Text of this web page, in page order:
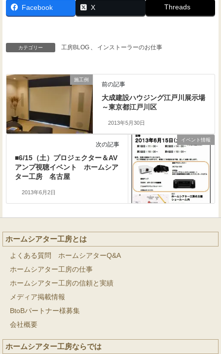
Facebook X Threads
カテゴリー 工房BLOG インストーラーのお仕事
施工例
前の記事
大成建設ハウジング江戸川展示場
～東京都江戸川区
2013年5月30日
イベント情報
次の記事
■6/15（土）プロジェクター＆AV
アンプ視聴イベント ホームシア
ター工房 名古屋
2013年6月2日
ホームシアター工房とは
よくある質問 ホームシアターQ&A
ホームシアター工房の仕事
ホームシアター工房の信頼と実績
メディア掲載情報
BtoBパートナー様募集
会社概要
ホームシアター工房ならでは